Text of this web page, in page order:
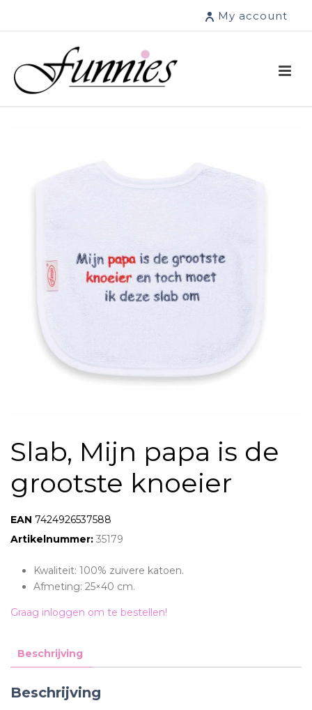
My account
Slab, Mijn papa is de
grootste knoeier
EAN: 7424926537588
Artikelnummer: 35179
Kwaliteit: 100% zuivere katoen.
Afmeting: 25×40 cm.
Graag inloggen om te bestellen!
Beschrijving
Beschrijving